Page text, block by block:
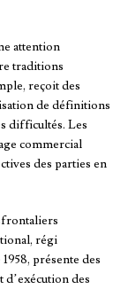
attention
traditions
reçoit des
de définitions
difficultés. Les
commercial
des parties en
régi
présente des
des